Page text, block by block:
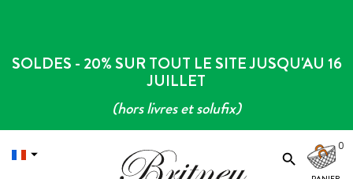
SOLDES - 20% SUR TOUT LE SITE JUSQU'AU 16
JUILLET
(hors livres et solufix)
 
0